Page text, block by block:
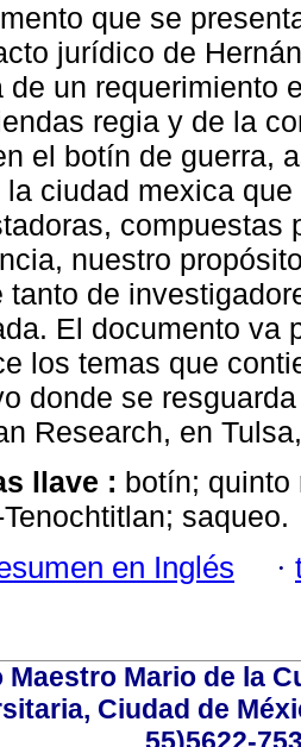
que se
jurídico de
de un requerimiento
regia y de la
el botín de guerra,
la ciudad mexica
compuestas
nuestro
tanto de
El documento va
los temas que
donde se
Research, en
llave : botín; quinto
saqueo.
en Inglés ·
Maestro Mario de la
Ciudad de